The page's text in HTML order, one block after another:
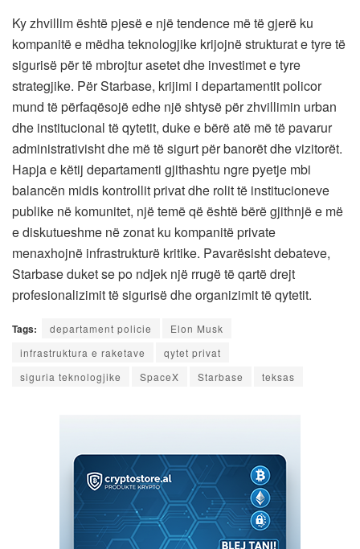
Ky zhvillim është pjesë e një tendence më të gjerë ku
kompanitë e mëdha teknologjike krijojnë strukturat e tyre të
sigurisë për të mbrojtur asetet dhe investimet e tyre
strategjike. Për Starbase, krijimi i departamentit policor
mund të përfaqësojë edhe një shtysë për zhvillimin urban
dhe institucional të qytetit, duke e bërë atë më të pavarur
administrativisht dhe më të sigurt për banorët dhe vizitorët.
Hapja e këtij departamenti gjithashtu ngre pyetje mbi
balancën midis kontrollit privat dhe rolit të institucioneve
publike në komunitet, një temë që është bërë gjithnjë e më
e diskutueshme në zonat ku kompanitë private
menaxhojnë infrastrukturë kritike. Pavarësisht debateve,
Starbase duket se po ndjek një rrugë të qartë drejt
profesionalizimit të sigurisë dhe organizimit të qytetit.
Tags: departament policie
Elon Musk
infrastruktura e raketave
qytet privat
siguria teknologjike
SpaceX Starbase teksas